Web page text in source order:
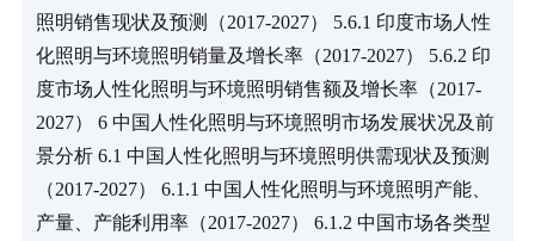
照明销售现状及预测（2017-2027） 5.6.1 印度市场人性
化照明与环境照明销量及增长率（2017-2027） 5.6.2 印
度市场人性化照明与环境照明销售额及增长率（2017-
2027） 6 中国人性化照明与环境照明市场发展状况及前
景分析 6.1 中国人性化照明与环境照明供需现状及预测
（2017-2027） 6.1.1 中国人性化照明与环境照明产能、
产量、产能利用率（2017-2027） 6.1.2 中国市场各类型